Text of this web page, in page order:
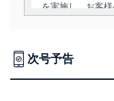
を実施し、お客
用目的を明確に
次号予告